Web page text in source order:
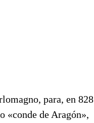
para, en 828
«conde de Aragón»,